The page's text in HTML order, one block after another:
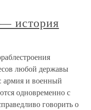
— история
любой державы
армия и военный
одновременно с
говорить о